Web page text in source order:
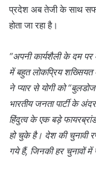
प्रदेश अब तेजी के साथ
होता जा रहा है।
“अपनी कार्यशैली के दम
में बहुत लोकप्रिय
ने प्यार से योगी को
भारतीय जनता पार्टी के
हिंदुत्व के एक बड़े
हो चुके है। देश की चुनावी
गये हैं, जिनकी हर चुनावों में